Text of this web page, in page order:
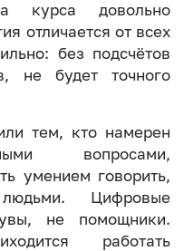
курса довольно
отличается от всех
без подсчётов
не будет точного
тем, кто намерен
вопросами,
умением говорить,
Цифровые
не помощники.
работать